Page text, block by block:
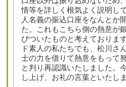
情等を詳しく根気よく説明し
人名義の振込口座をなんとか
た。これもこちら側の熱意が
びついたものと考えておりま
ド素人の私たちでも、松川さ
士の力を借りて熱意をもって
と判り再認識いたしました。
し上げ、お礼の言葉といたしま